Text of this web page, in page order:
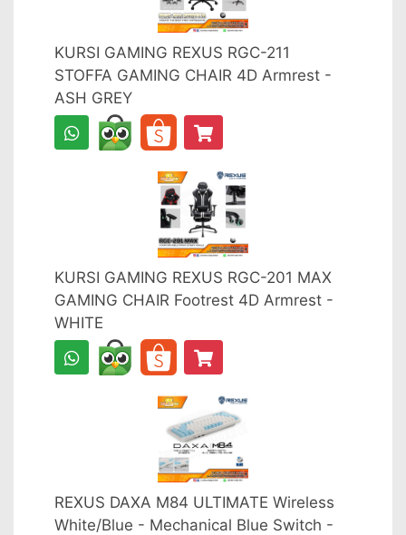
KURSI GAMING REXUS RGC-211
STOFFA GAMING CHAIR 4D Armrest -
ASH GREY
KURSI GAMING REXUS RGC-201 MAX
GAMING CHAIR Footrest 4D Armrest -
WHITE
REXUS DAXA M84 ULTIMATE Wireless
White/Blue - Mechanical Blue Switch -